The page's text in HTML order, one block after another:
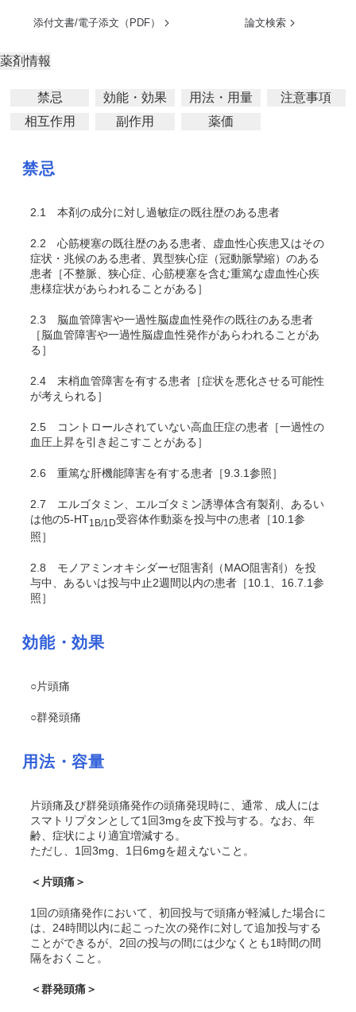
添付文書/電子添文（PDF） 論文検索
薬剤情報
禁忌 効能・効果 用法・用量
注意事項
相互作用
副作用 薬価
禁忌
2.1 本剤の成分に対し過敏症の既往歴のある患者
2.2 心筋梗塞の既往歴のある患者、虚血性心疾患又はその
症状・兆候のある患者、異型狭心症（冠動脈攣縮）のある
患者［不整脈、狭心症、心筋梗塞を含む重篤な虚血性心疾
患様症状があらわれることがある］
2.3 脳血管障害や一過性脳虚血性発作の既往のある患者
［脳血管障害や一過性脳虚血性発作があらわれることがあ
る］
2.4 末梢血管障害を有する患者［症状を悪化させる可能性
が考えられる］
2.5 コントロールされていない高血圧症の患者［一過性の
血圧上昇を引き起こすことがある］
2.6 重篤な肝機能障害を有する患者［9.3.1参照］
2.7 エルゴタミン、エルゴタミン誘導体含有製剤、あるい
は他の5-HT1B/1D受容体作動薬を投与中の患者［10.1参
照］
2.8 モノアミンオキシダーゼ阻害剤（MAO阻害剤）を投
与中、あるいは投与中止2週間以内の患者［10.1、16.7.1参
照］
効能・効果
○片頭痛
○群発頭痛
用法・容量
片頭痛及び群発頭痛発作の頭痛発現時に、通常、成人には
スマトリプタンとして1回3mgを皮下投与する。なお、年
齢、症状により適宜増減する。
ただし、1回3mg、1日6mgを超えないこと。
＜片頭痛＞
1回の頭痛発作において、初回投与で頭痛が軽減した場合に
は、24時間以内に起こった次の発作に対して追加投与する
ことができるが、2回の投与の間には少なくとも1時間の間
隔をおくこと。
＜群発頭痛＞